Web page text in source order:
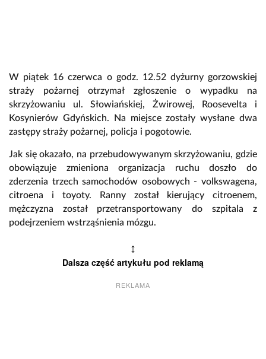
W piątek 16 czerwca o godz. 12.52 dyżurny gorzowskiej
straży pożarnej otrzymał zgłoszenie o wypadku na
skrzyżowaniu ul. Słowiańskiej, Żwirowej, Roosevelta i
Kosynierów Gdyńskich. Na miejsce zostały wysłane dwa
zastępy straży pożarnej, policja i pogotowie.
Jak się okazało, na przebudowywanym skrzyżowaniu, gdzie
obowiązuje zmieniona organizacja ruchu doszło do
zderzenia trzech samochodów osobowych - volkswagena,
citroena i toyoty. Ranny został kierujący citroenem,
mężczyzna został przetransportowany do szpitala z
podejrzeniem wstrząśnienia mózgu.
↕
Dalsza część artykułu pod reklamą
REKLAMA